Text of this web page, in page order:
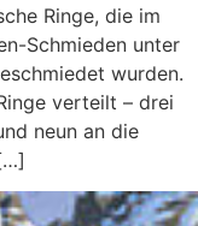
Ringe, die im
Schmieden unter
wurden.
verteilt – drei
neun an die